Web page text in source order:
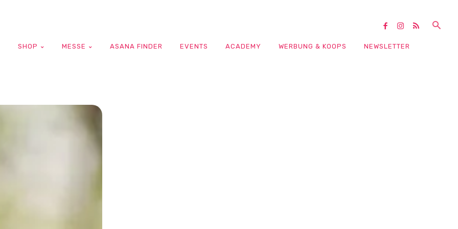
SHOP MESSE ASANA FINDER EVENTS ACADEMY WERBUNG & KOOPS NEWSLETTER